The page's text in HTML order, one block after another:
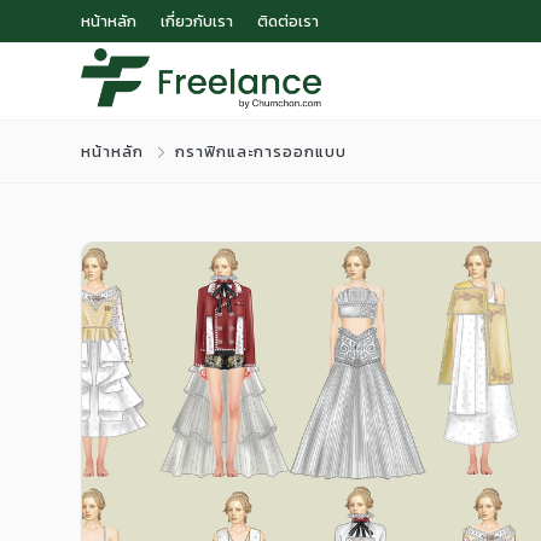
หน้าหลัก เกี่ยวกับเรา ติดต่อเรา
หน้าหลัก กราฟิกและการออกแบบ